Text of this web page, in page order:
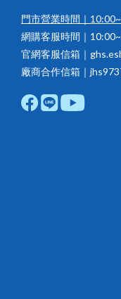
門市營業時間｜
網購客服時間｜
官網客服信箱｜
廠商合作信箱｜